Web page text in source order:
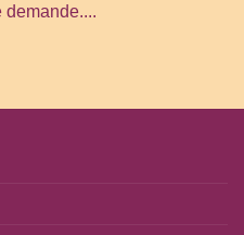
demande....